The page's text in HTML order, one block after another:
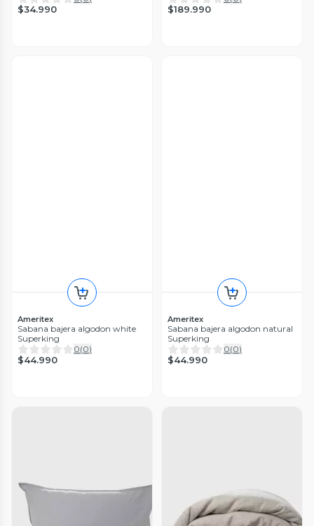
$34.990 $189.990
Ameritex
Sabana bajera algodon white
Superking
0(0)
$44.990
Ameritex
Sabana bajera algodon natural
Superking
0(0)
$44.990